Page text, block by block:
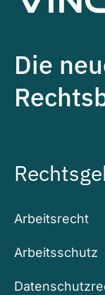
Die
Arbeitsrecht
Arbeitsschutz